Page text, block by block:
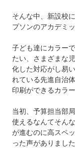
そんな中、新設校
プソンのアカデミ
子ども達にカラー
たい、さまざまな
化した対応がし易
れている先進自治
印刷ができるカラ
当初、予算担当部
使えるなんてそん
が進むのに高スペ
った声がありまし